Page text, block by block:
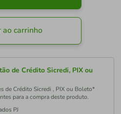
ao carrinho
de Crédito Sicredi, PIX ou
de Crédito Sicredi , PIX ou Boleto*
para a compra deste produto.
PJ